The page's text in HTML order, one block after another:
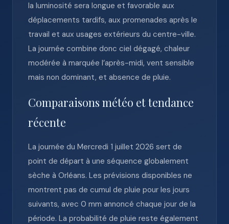
la luminosité sera longue et favorable aux
déplacements tardifs, aux promenades après le
travail et aux usages extérieurs du centre-ville.
La journée combine donc ciel dégagé, chaleur
modérée à marquée l’après-midi, vent sensible
mais non dominant, et absence de pluie.
Comparaisons météo et tendance
récente
La journée du Mercredi 1 juillet 2026 sert de
point de départ à une séquence globalement
sèche à Orléans. Les prévisions disponibles ne
montrent pas de cumul de pluie pour les jours
suivants, avec 0 mm annoncé chaque jour de la
période. La probabilité de pluie reste également